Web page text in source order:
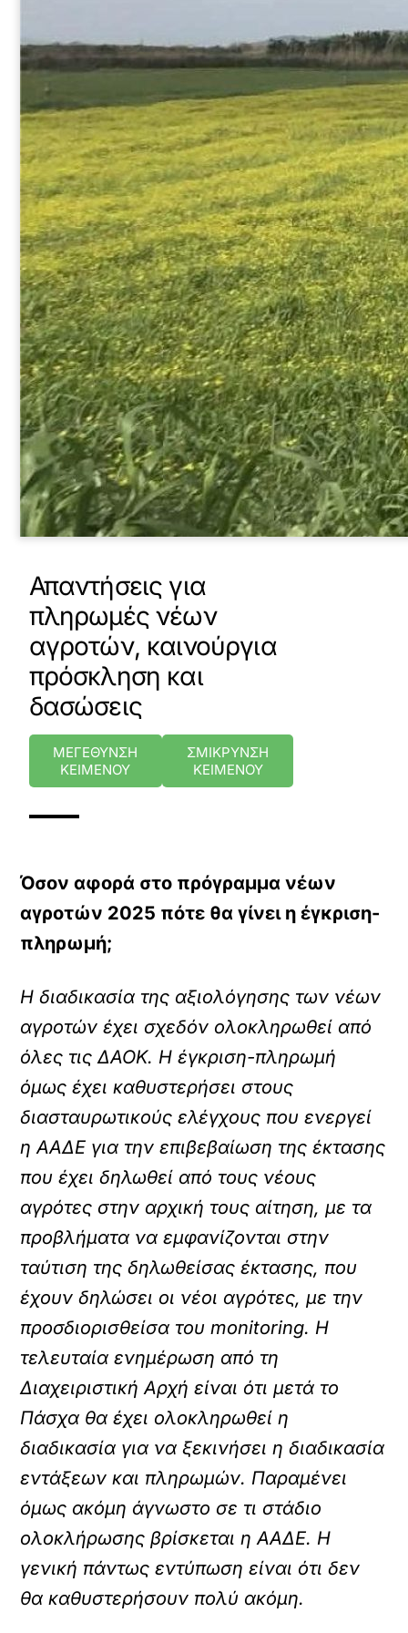
Απαντήσεις για
πληρωμές νέων
αγροτών, καινούργια
πρόσκληση και
δασώσεις
ΜΕΓΕΘΥΝΣΗ
ΚΕΙΜΕΝΟΥ
ΣΜΙΚΡΥΝΣΗ
ΚΕΙΜΕΝΟΥ
Όσον αφορά στο πρόγραμμα νέων
αγροτών 2025 πότε θα γίνει η έγκριση-
πληρωμή;
Η διαδικασία της αξιολόγησης των νέων
αγροτών έχει σχεδόν ολοκληρωθεί από
όλες τις ΔΑΟΚ. Η έγκριση-πληρωμή
όμως έχει καθυστερήσει στους
διασταυρωτικούς ελέγχους που ενεργεί
η ΑΑΔΕ για την επιβεβαίωση της έκτασης
που έχει δηλωθεί από τους νέους
αγρότες στην αρχική τους αίτηση, με τα
προβλήματα να εμφανίζονται στην
ταύτιση της δηλωθείσας έκτασης, που
έχουν δηλώσει οι νέοι αγρότες, με την
προσδιορισθείσα του monitoring. Η
τελευταία ενημέρωση από τη
Διαχειριστική Αρχή είναι ότι μετά το
Πάσχα θα έχει ολοκληρωθεί η
διαδικασία για να ξεκινήσει η διαδικασία
εντάξεων και πληρωμών. Παραμένει
όμως ακόμη άγνωστο σε τι στάδιο
ολοκλήρωσης βρίσκεται η ΑΑΔΕ. Η
γενική πάντως εντύπωση είναι ότι δεν
θα καθυστερήσουν πολύ ακόμη.